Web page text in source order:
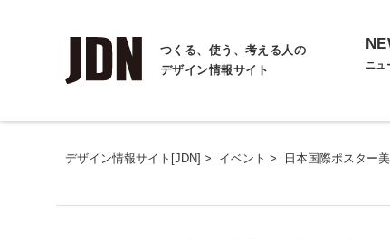
つくる、使う、考える人の
デザイン情報サイト
ニュ
デザイン情報サイト[JDN] > イベント > 日本国際ポスター